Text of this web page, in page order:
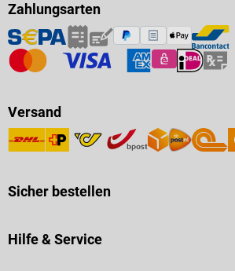
Zahlungsarten
Versand
Sicher bestellen
Hilfe & Service